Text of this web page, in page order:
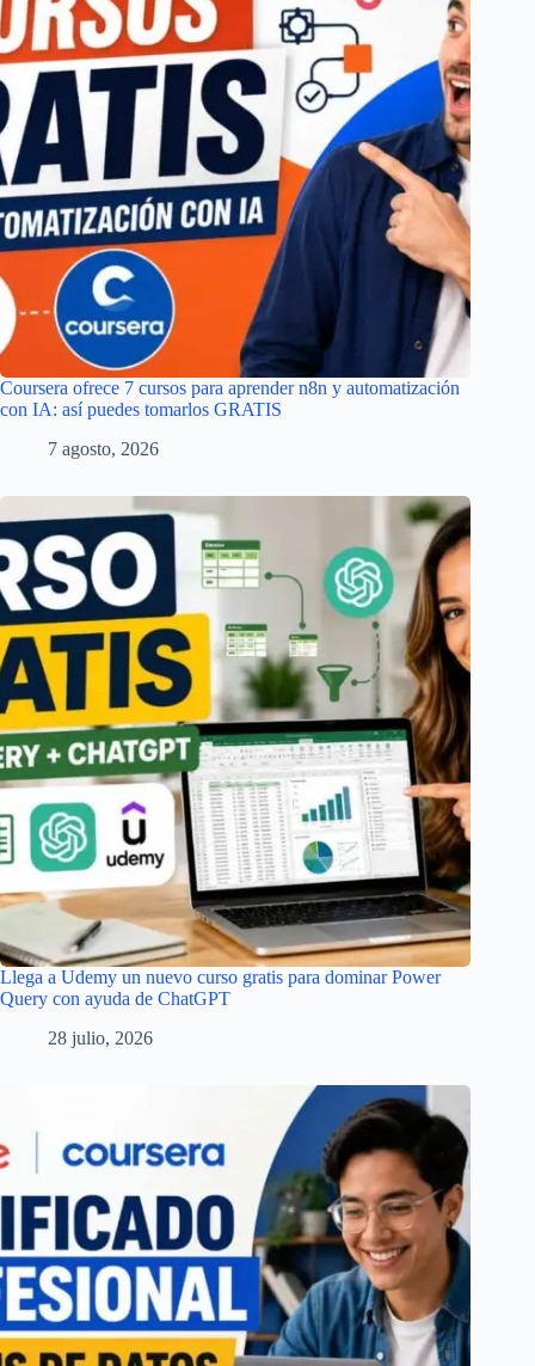
Coursera ofrece 7 cursos para aprender n8n y automatización
con IA: así puedes tomarlos GRATIS
7 agosto, 2026
Llega a Udemy un nuevo curso gratis para dominar Power
Query con ayuda de ChatGPT
28 julio, 2026